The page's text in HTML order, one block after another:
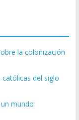
la colonización
católicas del siglo
mundo